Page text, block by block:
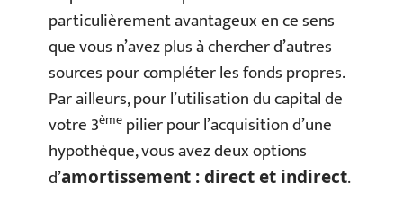
particulièrement avantageux en ce sens
que vous n’avez plus à chercher d’autres
sources pour compléter les fonds propres.
Par ailleurs, pour l’utilisation du capital de
votre 3ème pilier pour l’acquisition d’une
hypothèque, vous avez deux options
d’amortissement : direct et indirect.